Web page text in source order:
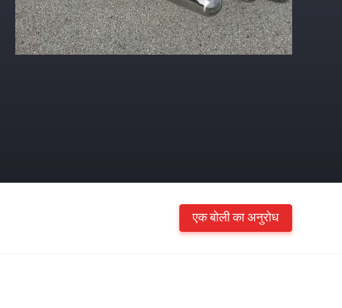
एक बोली का अनुरोध